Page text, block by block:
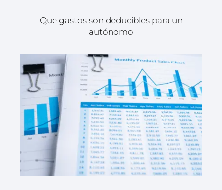
Que gastos son deducibles para un
autónomo